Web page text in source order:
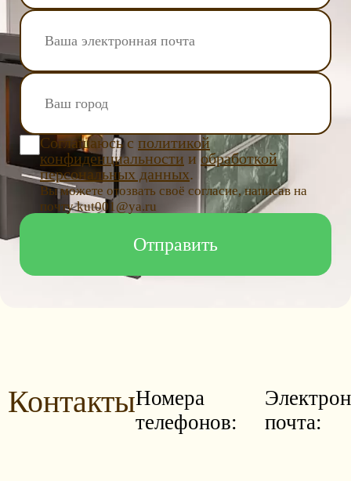
Соглашаюсь с политикой
конфиденциальности и обработкой
персональных данных.
Вы можете отозвать своё согласие, написав на
почту kut001@ya.ru
КонтактыНомера
телефонов:
почта: